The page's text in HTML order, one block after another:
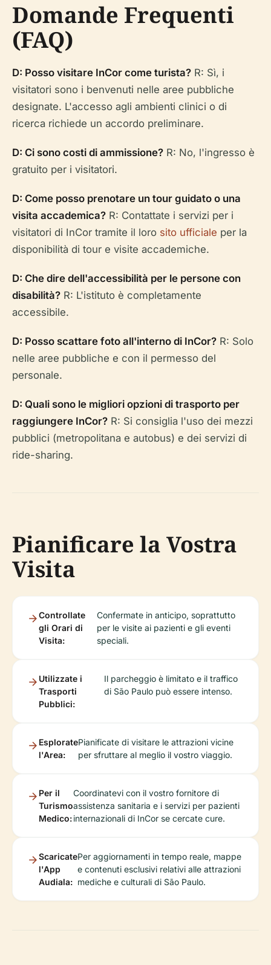
Domande Frequenti
(FAQ)
D: Posso visitare InCor come turista? R: Sì, i
visitatori sono i benvenuti nelle aree pubbliche
designate. L'accesso agli ambienti clinici o di
ricerca richiede un accordo preliminare.
D: Ci sono costi di ammissione? R: No, l'ingresso è
gratuito per i visitatori.
D: Come posso prenotare un tour guidato o una
visita accademica? R: Contattate i servizi per i
visitatori di InCor tramite il loro sito ufficiale per la
disponibilità di tour e visite accademiche.
D: Che dire dell'accessibilità per le persone con
disabilità? R: L'istituto è completamente
accessibile.
D: Posso scattare foto all'interno di InCor? R: Solo
nelle aree pubbliche e con il permesso del
personale.
D: Quali sono le migliori opzioni di trasporto per
raggiungere InCor? R: Si consiglia l'uso dei mezzi
pubblici (metropolitana e autobus) e dei servizi di
ride-sharing.
Pianificare la Vostra
Visita
Controllate
gli Orari di
Visita:
Confermate in anticipo, soprattutto
per le visite ai pazienti e gli eventi
speciali.
Utilizzate i
Trasporti
Pubblici:
Il parcheggio è limitato e il traffico
di São Paulo può essere intenso.
Esplorate
l'Area:
Pianificate di visitare le attrazioni vicine
per sfruttare al meglio il vostro viaggio.
Per il
Turismo
Medico:
Coordinatevi con il vostro fornitore di
assistenza sanitaria e i servizi per pazienti
internazionali di InCor se cercate cure.
Scaricate
l'App
Audiala:
Per aggiornamenti in tempo reale, mappe
e contenuti esclusivi relativi alle attrazioni
mediche e culturali di São Paulo.